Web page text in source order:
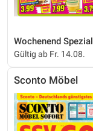
Wochenend Spezial
Gültig ab Fr. 14.08.
Sconto Möbel